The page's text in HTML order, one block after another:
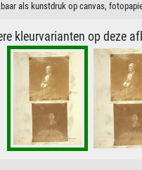
als kunstdruk op canvas,
kleurvarianten op deze